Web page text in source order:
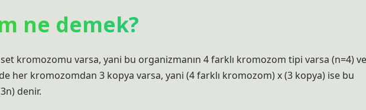
ne demek?
kromozomu varsa, yani bu organizmanın 4 farklı kromozom tipi varsa (n=4) ve
her kromozomdan 3 kopya varsa, yani (4 farklı kromozom) x (3 kopya) ise bu
denir.